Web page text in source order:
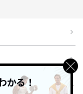
かる！